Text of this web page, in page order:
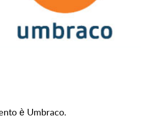
è Umbraco.